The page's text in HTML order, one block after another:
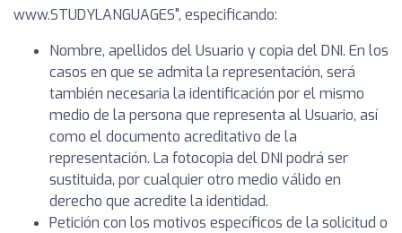
www.STUDYLANGUAGES", especificando:
Nombre, apellidos del Usuario y copia del DNI. En los
casos en que se admita la representación, será
también necesaria la identificación por el mismo
medio de la persona que representa al Usuario, así
como el documento acreditativo de la
representación. La fotocopia del DNI podrá ser
sustituida, por cualquier otro medio válido en
derecho que acredite la identidad.
Petición con los motivos específicos de la solicitud o